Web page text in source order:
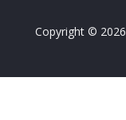
Copyright © 2026